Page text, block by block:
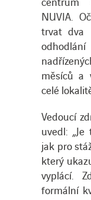
NUVIA.
trvat dva
měsíců a
celé
Vedoucí
uvedl:
jak pro
který
vyplácí.
formální